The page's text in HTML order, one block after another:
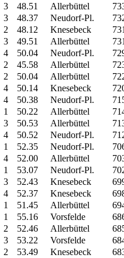
3 48.51 Allerbüttel
3 48.37 Neudorf-Pl.
2 48.12 Knesebeck 731
3 49.51 Allerbüttel 731
4 50.04 Neudorf-Pl.
2 45.58 Allerbüttel
2 50.04 Allerbüttel
4 50.14 Knesebeck
4 50.38 Neudorf-Pl.
1 50.22 Allerbüttel
3 50.53 Allerbüttel
4 50.52 Neudorf-Pl.
1 52.35 Neudorf-Pl.
4 52.00 Allerbüttel
1 53.07 Neudorf-Pl.
3 52.43 Knesebeck
4 52.37 Knesebeck
1 51.45 Allerbüttel
1 55.16 Vorsfelde
2 52.46 Allerbüttel
3 53.22 Vorsfelde
2 53.49 Knesebeck